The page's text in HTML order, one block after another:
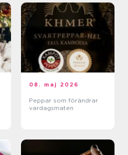
08. maj 2026
Peppar som förändrar
vardagsmaten